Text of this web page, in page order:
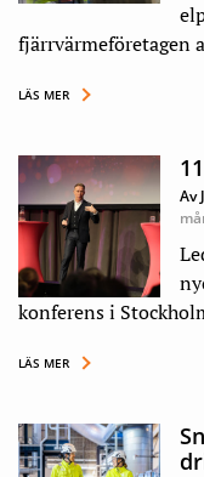
fjärrvärmeföretagen
LÄS MER
Av
konferens i
LÄS MER